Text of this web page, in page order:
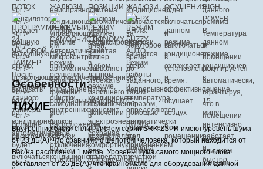
Особенности:
ТИХИЕ
Внутренние блоки сплит-систем серии SRK-ZSPR имеют уровень шума
от 23 дБ(А), что сравнимо с шепотом человека, который находится от
Вас на расстоянии 1 метра. Уровень шума самого мощного блока
составляет от 26 дБ(А), что крайне мало для оборудования данной